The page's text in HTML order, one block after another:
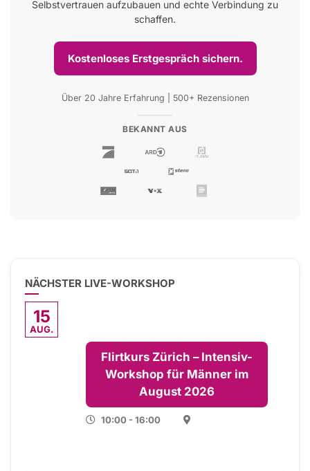
Selbstvertrauen aufzubauen und echte Verbindung zu
schaffen.
Kostenloses Erstgespräch sichern.
Über 20 Jahre Erfahrung | 500+ Rezensionen
BEKANNT AUS
NÄCHSTER LIVE-WORKSHOP
15
AUG.
Flirtkurs Zürich – Intensiv-
Workshop für Männer im
August 2026
10:00 - 16:00